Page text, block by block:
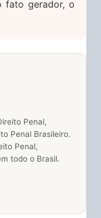
fato gerador, o
Penal,
Penal Brasileiro.
Penal,
todo o Brasil.